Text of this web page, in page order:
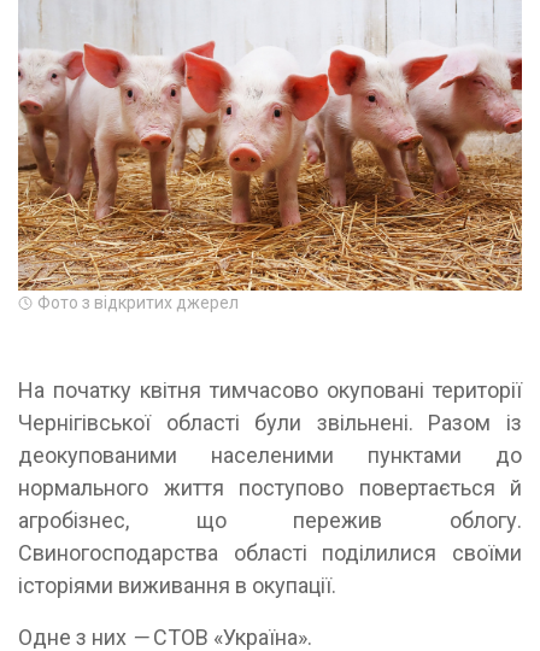
Фото з відкритих джерел
На початку квітня тимчасово окуповані території
Чернігівської області були звільнені. Разом із
деокупованими населеними пунктами до
нормального життя поступово повертається й
агробізнес, що пережив облогу.
Свиногосподарства області поділилися своїми
історіями виживання в окупації.
Одне з них —СТОВ «Україна».